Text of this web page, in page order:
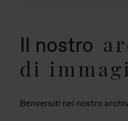
Il nostro
di
Benvenuti nel nostro